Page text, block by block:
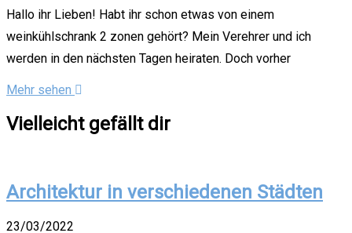
Hallo ihr Lieben! Habt ihr schon etwas von einem
weinkühlschrank 2 zonen gehört? Mein Verehrer und ich
werden in den nächsten Tagen heiraten. Doch vorher
Mehr sehen
Vielleicht gefällt dir
Architektur in verschiedenen Städten
23/03/2022